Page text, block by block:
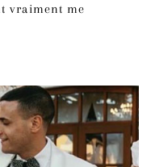
vraiment me